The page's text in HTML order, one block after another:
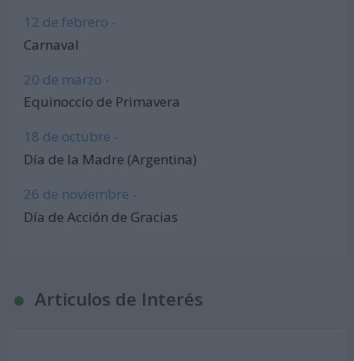
12 de febrero -
Carnaval
20 de marzo -
Equinoccio de Primavera
18 de octubre -
Día de la Madre (Argentina)
26 de noviembre -
Día de Acción de Gracias
Articulos de Interés